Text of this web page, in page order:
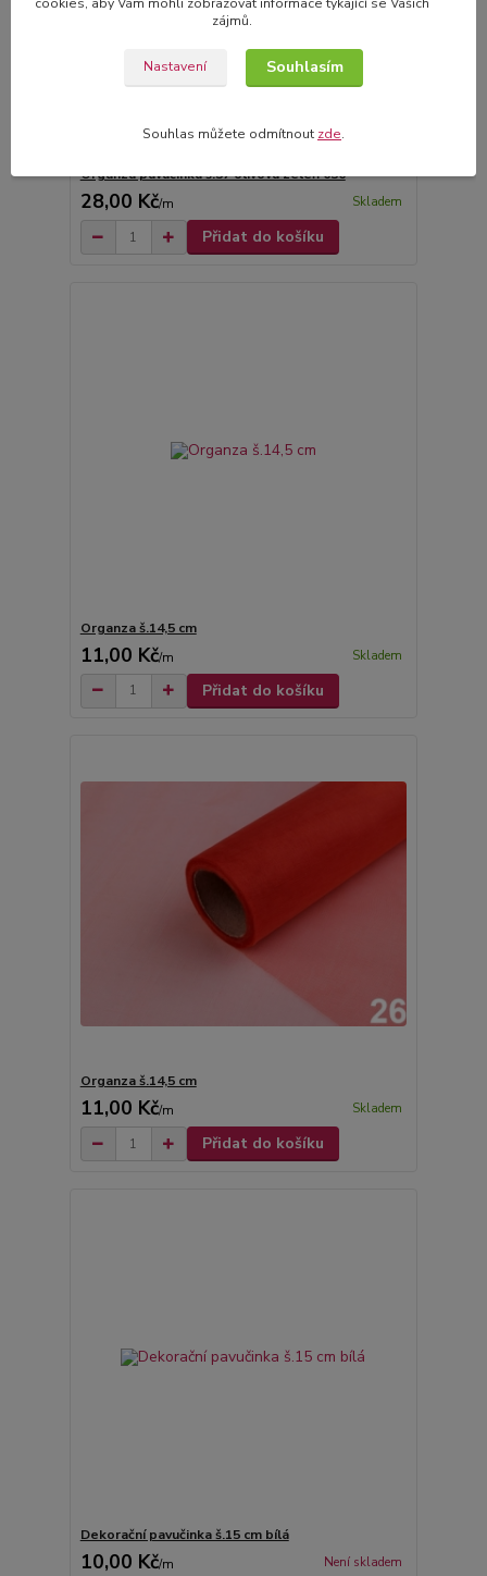
Organza pavučinka š.37 olivová zeleň 636
28,00 Kč/m Skladem
Přidat do košíku
Organza š.14,5 cm
11,00 Kč/m Skladem
Přidat do košíku
Organza š.14,5 cm
11,00 Kč/m Skladem
Přidat do košíku
Dekorační pavučinka š.15 cm bílá
10,00 Kč/m Není skladem
zájmů.
Nastavení Souhlasím
Souhlas můžete odmítnout zde.